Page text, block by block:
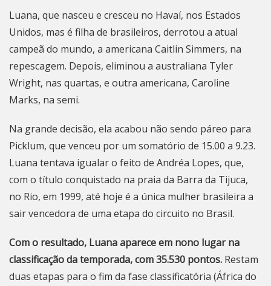
Luana, que nasceu e cresceu no Havaí, nos Estados
Unidos, mas é filha de brasileiros, derrotou a atual
campeã do mundo, a americana Caitlin Simmers, na
repescagem. Depois, eliminou a australiana Tyler
Wright, nas quartas, e outra americana, Caroline
Marks, na semi.
Na grande decisão, ela acabou não sendo páreo para
Picklum, que venceu por um somatório de 15.00 a 9.23.
Luana tentava igualar o feito de Andréa Lopes, que,
com o título conquistado na praia da Barra da Tijuca,
no Rio, em 1999, até hoje é a única mulher brasileira a
sair vencedora de uma etapa do circuito no Brasil.
Com o resultado, Luana aparece em nono lugar na
classificação da temporada, com 35.530 pontos. Restam
duas etapas para o fim da fase classificatória (África do